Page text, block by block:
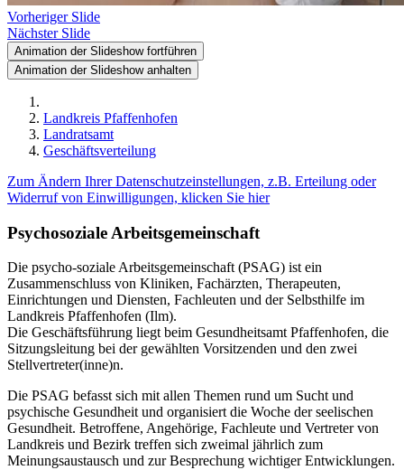
Vorheriger Slide
Nächster Slide
Animation der Slideshow fortführen
Animation der Slideshow anhalten
Landkreis Pfaffenhofen
Landratsamt
Geschäftsverteilung
Zum Ändern Ihrer Datenschutzeinstellungen, z.B. Erteilung oder
Widerruf von Einwilligungen, klicken Sie hier
Psychosoziale Arbeitsgemeinschaft
Die psycho-soziale Arbeitsgemeinschaft (PSAG) ist ein
Zusammenschluss von Kliniken, Fachärzten, Therapeuten,
Einrichtungen und Diensten, Fachleuten und der Selbsthilfe im
Landkreis Pfaffenhofen (Ilm).
Die Geschäftsführung liegt beim Gesundheitsamt Pfaffenhofen, die
Sitzungsleitung bei der gewählten Vorsitzenden und den zwei
Stellvertreter(inne)n.
Die PSAG befasst sich mit allen Themen rund um Sucht und
psychische Gesundheit und organisiert die Woche der seelischen
Gesundheit. Betroffene, Angehörige, Fachleute und Vertreter von
Landkreis und Bezirk treffen sich zweimal jährlich zum
Meinungsaustausch und zur Besprechung wichtiger Entwicklungen.